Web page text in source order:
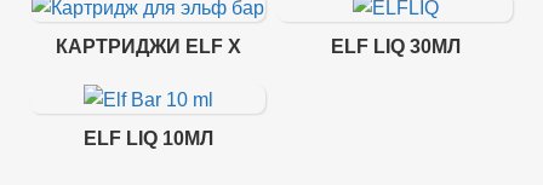
КАРТРИДЖИ ELF X ELF LIQ 30МЛ
ELF LIQ 10МЛ